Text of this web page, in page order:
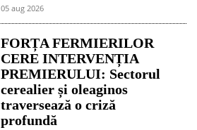
05 aug 2026
FORȚA FERMIERILOR
CERE INTERVENȚIA
PREMIERULUI: Sectorul
cerealier și oleaginos
traversează o criză
profundă